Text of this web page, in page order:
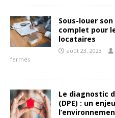
Sous-louer
complet pour
locataires
août 23, 2023
fermés
Le diagnostic
(DPE) : un